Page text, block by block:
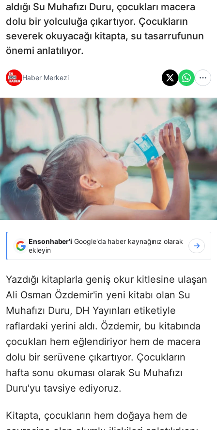
aldığı Su Muhafızı Duru, çocukları macera
dolu bir yolculuğa çıkartıyor. Çocukların
severek okuyacağı kitapta, su tasarrufunun
önemi anlatılıyor.
Haber Merkezi
Ensonhaber'i Google'da haber kaynağınız olarak
ekleyin
Yazdığı kitaplarla geniş okur kitlesine ulaşan
Ali Osman Özdemir'in yeni kitabı olan Su
Muhafızı Duru, DH Yayınları etiketiyle
raflardaki yerini aldı. Özdemir, bu kitabında
çocukları hem eğlendiriyor hem de macera
dolu bir serüvene çıkartıyor. Çocukların
hafta sonu okuması olarak Su Muhafızı
Duru'yu tavsiye ediyoruz.
Kitapta, çocukların hem doğaya hem de